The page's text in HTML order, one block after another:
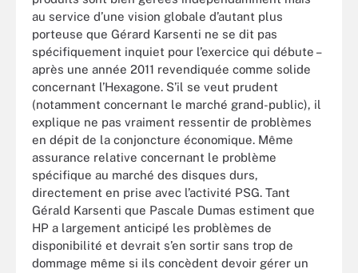
au service d’une vision globale d’autant plus
porteuse que Gérard Karsenti ne se dit pas
spécifiquement inquiet pour l’exercice qui débute –
après une année 2011 revendiquée comme solide
concernant l’Hexagone. S’il se veut prudent
(notamment concernant le marché grand-public), il
explique ne pas vraiment ressentir de problèmes
en dépit de la conjoncture économique. Même
assurance relative concernant le problème
spécifique au marché des disques durs,
directement en prise avec l’activité PSG. Tant
Gérald Karsenti que Pascale Dumas estiment que
HP a largement anticipé les problèmes de
disponibilité et devrait s’en sortir sans trop de
dommage même si ils concèdent devoir gérer un